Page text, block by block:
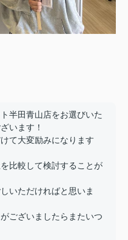
半田青山店をお選びいた
います！
て大変励みになります
比較して検討することが
いただければと思いま
ございましたらまたいつ